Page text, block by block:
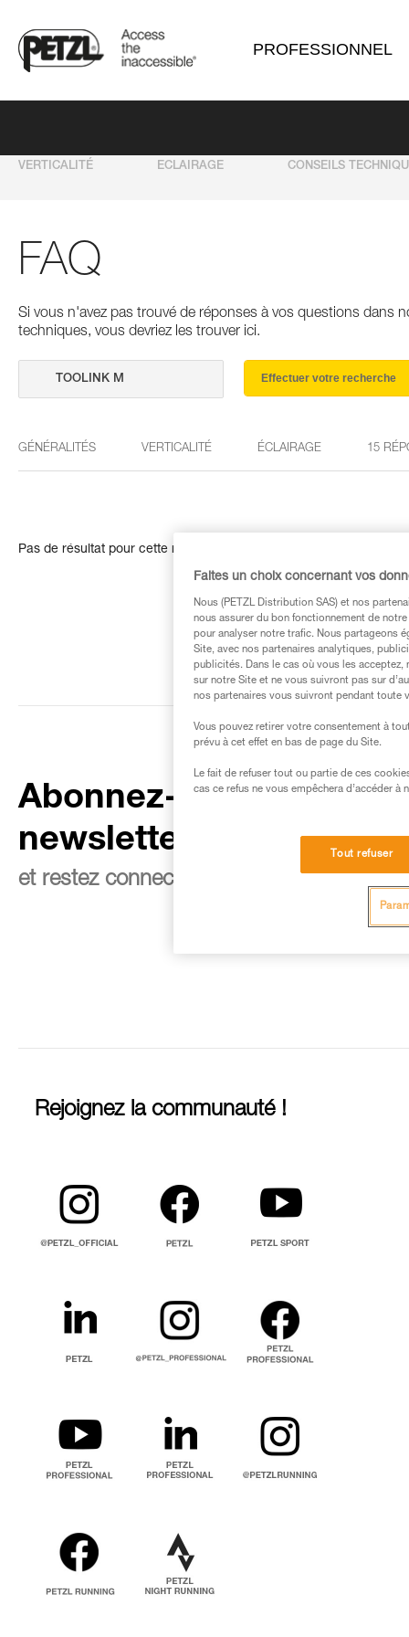
PROFESSIONNEL
VERTICALITÉ ECLAIRAGE CONSEILS
FAQ
Si vous n'avez pas trouvé de réponses à vos questions dans
techniques, vous devriez les trouver ici.
Effectuer votre recherche
GÉNÉRALITÉS VERTICALITÉ ÉCLAIRAGE 15
Pas de résultat pour cette recherche
Abonnez-vous à la
newsletter
et restez connecté à notre actualité
Rejoignez la communauté !
Faites un choix concernant vos
Nous (PETZL Distribution SAS) et nos
nous assurer du bon fonctionnement de
pour analyser notre trafic. Nous partageons
Site, avec nos partenaires analytiques,
publicités. Dans le cas où vous les
sur notre Site et ne vous suivront pas sur
nos partenaires vous suivront pendant toute
Vous pouvez retirer votre consentement à
prévu à cet effet en bas de page du Site.
Le fait de refuser tout ou partie de ces
cas ce refus ne vous empêchera d’accéder à
Tout refuser